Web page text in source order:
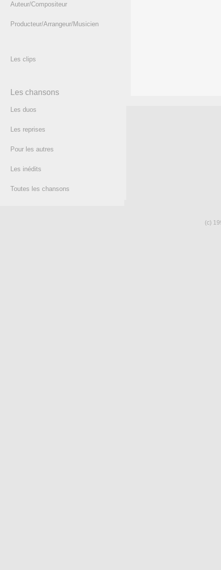
Auteur/Compositeur
Producteur/Arrangeur/Musicien
Les clips
Les chansons
Les duos
Les reprises
Pour les autres
Les inédits
Toutes les chansons
(c)